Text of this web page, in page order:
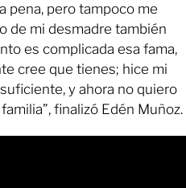
pena, pero tampoco me
de mi desmadre también
es complicada esa fama,
cree que tienes; hice mi
y ahora no quiero
finalizó Edén Muñoz.